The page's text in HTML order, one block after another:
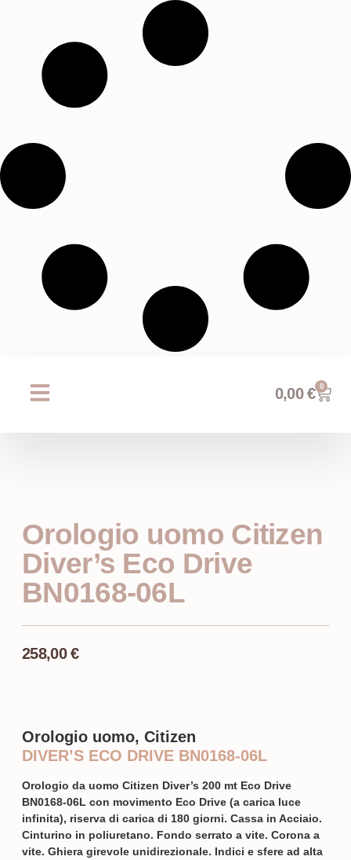
0,00€ 0
Orologio uomo Citizen
Diver’s Eco Drive
BN0168-06L
258,00€
Orologio uomo, Citizen
DIVER’S ECO DRIVE BN0168-06L
Orologio da uomo Citizen Diver’s 200 mt Eco Drive
BN0168-06L con movimento Eco Drive (a carica luce
infinita), riserva di carica di 180 giorni. Cassa in Acciaio.
Cinturino in poliuretano. Fondo serrato a vite. Corona a
vite. Ghiera girevole unidirezionale. Indici e sfere ad alta